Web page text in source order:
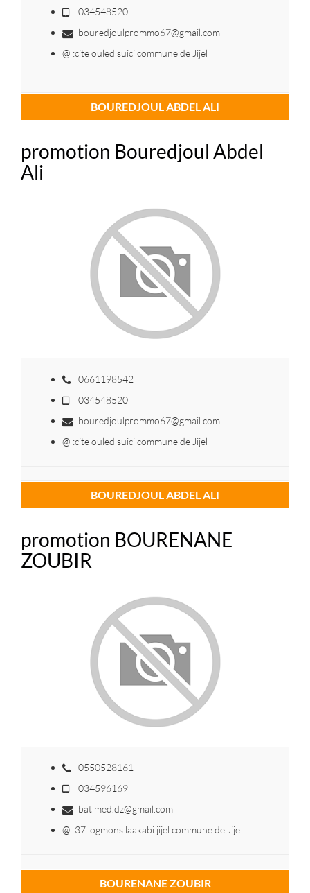
034548520
bouredjoulprommo67@gmail.com
@ :cite ouled suici commune de Jijel
BOUREDJOUL ABDEL ALI
promotion Bouredjoul Abdel
Ali
0661198542
034548520
bouredjoulprommo67@gmail.com
@ :cite ouled suici commune de Jijel
BOUREDJOUL ABDEL ALI
promotion BOURENANE
ZOUBIR
0550528161
034596169
batimed.dz@gmail.com
@ :37 logmons laakabi jijel commune de Jijel
BOURENANE ZOUBIR